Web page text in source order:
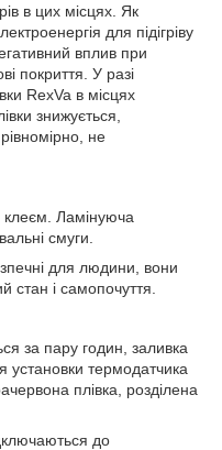
в цих місцях. Як
для підігріву
вплив при
покриття. У разі
RexVa в місцях
знижується,
не
клеєм. Ламінуюча
смуги.
для людини, вони
стан і самопочуття.
за пару годин, заливка
установки термодатчика
плівка, розділена
до